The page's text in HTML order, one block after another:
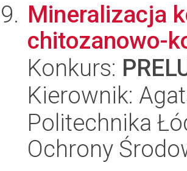
Mineralizacja
chitozanowo-
Konkurs:
Kierownik:
Politechnika
Ochrony